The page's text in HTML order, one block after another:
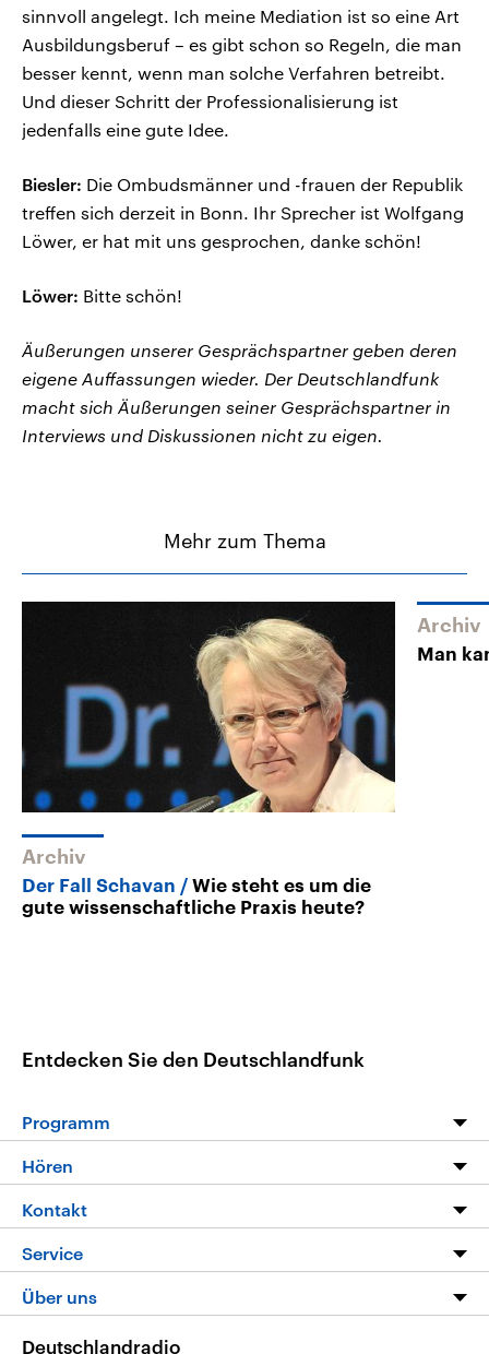
sinnvoll angelegt. Ich meine Mediation ist so eine Art
Ausbildungsberuf – es gibt schon so Regeln, die man
besser kennt, wenn man solche Verfahren betreibt.
Und dieser Schritt der Professionalisierung ist
jedenfalls eine gute Idee.
Biesler: Die Ombudsmänner und -frauen der Republik
treffen sich derzeit in Bonn. Ihr Sprecher ist Wolfgang
Löwer, er hat mit uns gesprochen, danke schön!
Löwer: Bitte schön!
Äußerungen unserer Gesprächspartner geben deren
eigene Auffassungen wieder. Der Deutschlandfunk
macht sich Äußerungen seiner Gesprächspartner in
Interviews und Diskussionen nicht zu eigen.
Mehr zum Thema
Archiv
Der Fall Schavan
Wie steht es um die
gute wissenschaftliche Praxis heute?
Archiv
Man
Entdecken Sie den Deutschlandfunk
Programm
Programm
Die Nachrichten
Nachrichtenleicht
Neue Beiträge auf dlf.de
Hören
Livestream
Podcasts
Deutschlandfunk App
Nachrichten App
Kontakt
Hörerservice
Service
FAQ
Über uns
Deutschlandradio